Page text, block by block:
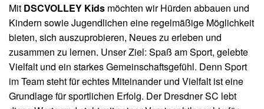
Mit DSCVOLLEY Kids möchten wir Hürden abbauen und
Kindern sowie Jugendlichen eine regelmäßige Möglichkeit
bieten, sich auszuprobieren, Neues zu erleben und
zusammen zu lernen. Unser Ziel: Spaß am Sport, gelebte
Vielfalt und ein starkes Gemeinschaftsgefühl. Denn Sport
im Team steht für echtes Miteinander und Vielfalt ist eine
Grundlage für sportlichen Erfolg. Der Dresdner SC lebt